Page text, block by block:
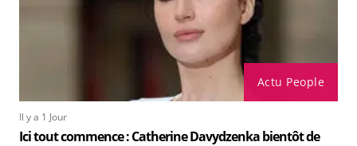
Actu People
Il y a 1 Jour
Ici tout commence : Catherine Davydzenka bientôt de